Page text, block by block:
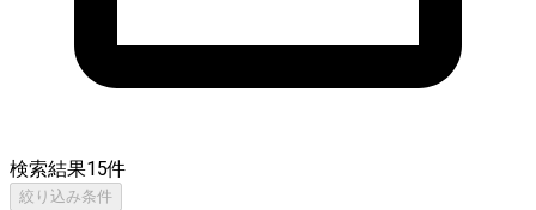
検索結果15件
絞り込み条件